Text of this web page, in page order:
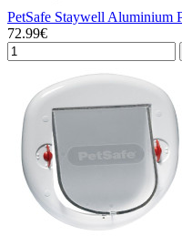
PetSafe Staywell Aluminium
72.99€